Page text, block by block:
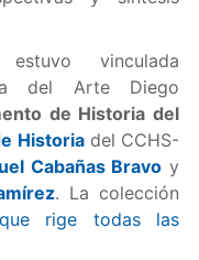
vinculada
del Arte Diego
de Historia del
Historiadel CCHS-
Cabañas Bravo y
. La colección
rige todas las